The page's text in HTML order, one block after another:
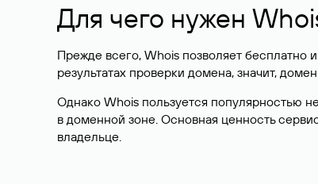
Для чего нужен
Прежде всего, Whois позволяет
результатах проверки домена, значит,
Однако Whois пользуется популярностью
в доменной зоне. Основная ценность
владельце.